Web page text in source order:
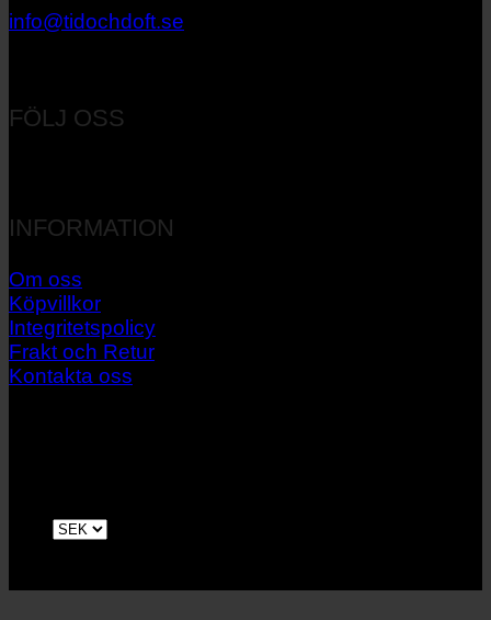
info@tidochdoft.se
FÖLJ OSS
INFORMATION
Om oss
Köpvillkor
Integritetspolicy
Frakt och Retur
Kontakta oss